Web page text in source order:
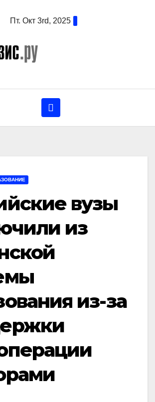
Пт. Окт 3rd, 2025
вузы
из
из-за